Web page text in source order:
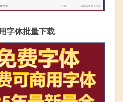
字体批量下载